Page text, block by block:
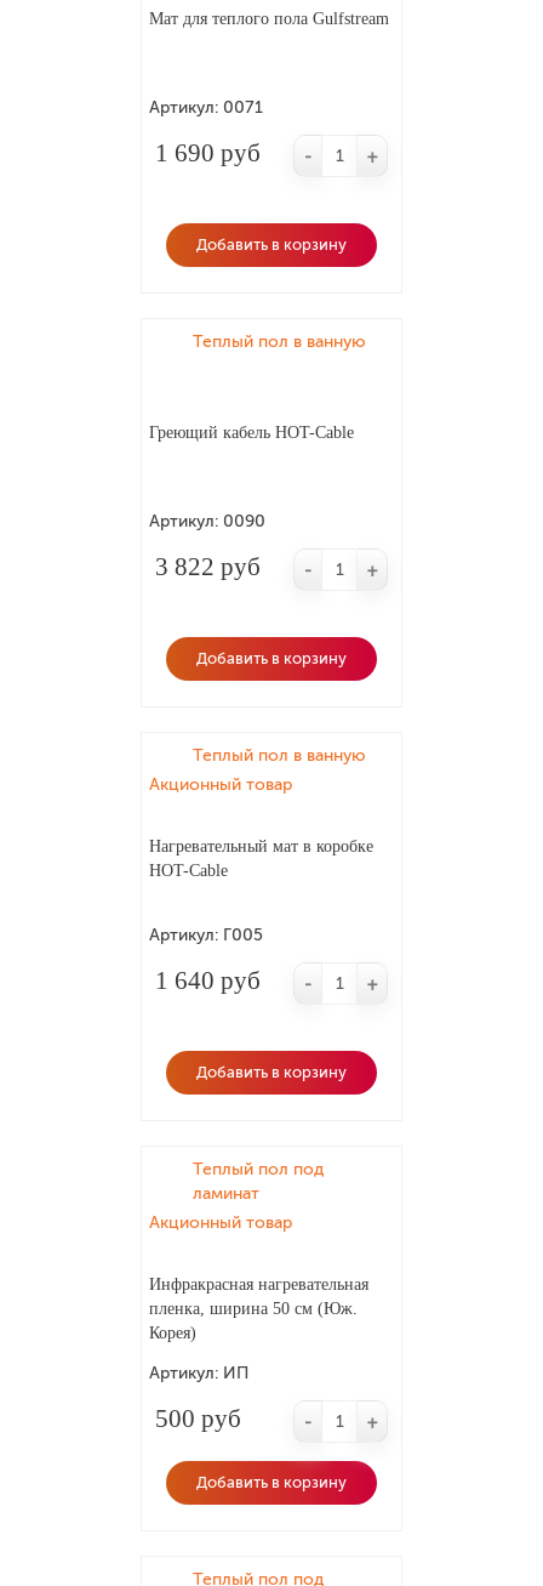
Мат для теплого пола Gulfstream
Артикул: 0071
1 690 руб - +
Добавить в корзину
Теплый пол в ванную
Греющий кабель HOT-Cable
Артикул: 0090
3 822 руб - +
Добавить в корзину
Теплый пол в ванную
Акционный товар
Нагревательный мат в коробке
HOT-Cable
Артикул: Г005
1 640 руб - +
Добавить в корзину
Теплый пол под
ламинат
Акционный товар
Инфракрасная нагревательная
пленка, ширина 50 см (Юж.
Корея)
Артикул: ИП
500 руб - +
Добавить в корзину
Теплый пол под